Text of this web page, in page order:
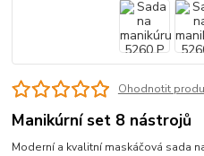
Ohodnotit
Manikúrní set 8 nástrojů
Moderní a kvalitní maskáčová sada